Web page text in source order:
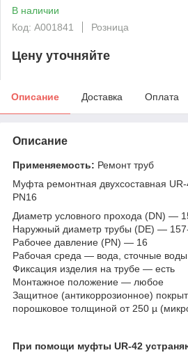
В наличии
Код: А001841
Розница
Цену уточняйте
Описание Доставка Оплата
Описание
Применяемость: Ремонт труб
Муфта ремонтная двухсоставная
PN16
Диаметр условного прохода (DN) —
Наружный диаметр трубы (DE) —
Рабочее давление (PN) — 16
Рабочая среда — вода, сточные воды
Фиксация изделия на трубе — есть
Монтажное положение — любое
Защитное (антикоррозионное)
порошковое толщиной от 250 µ
При помощи муфты UR-42